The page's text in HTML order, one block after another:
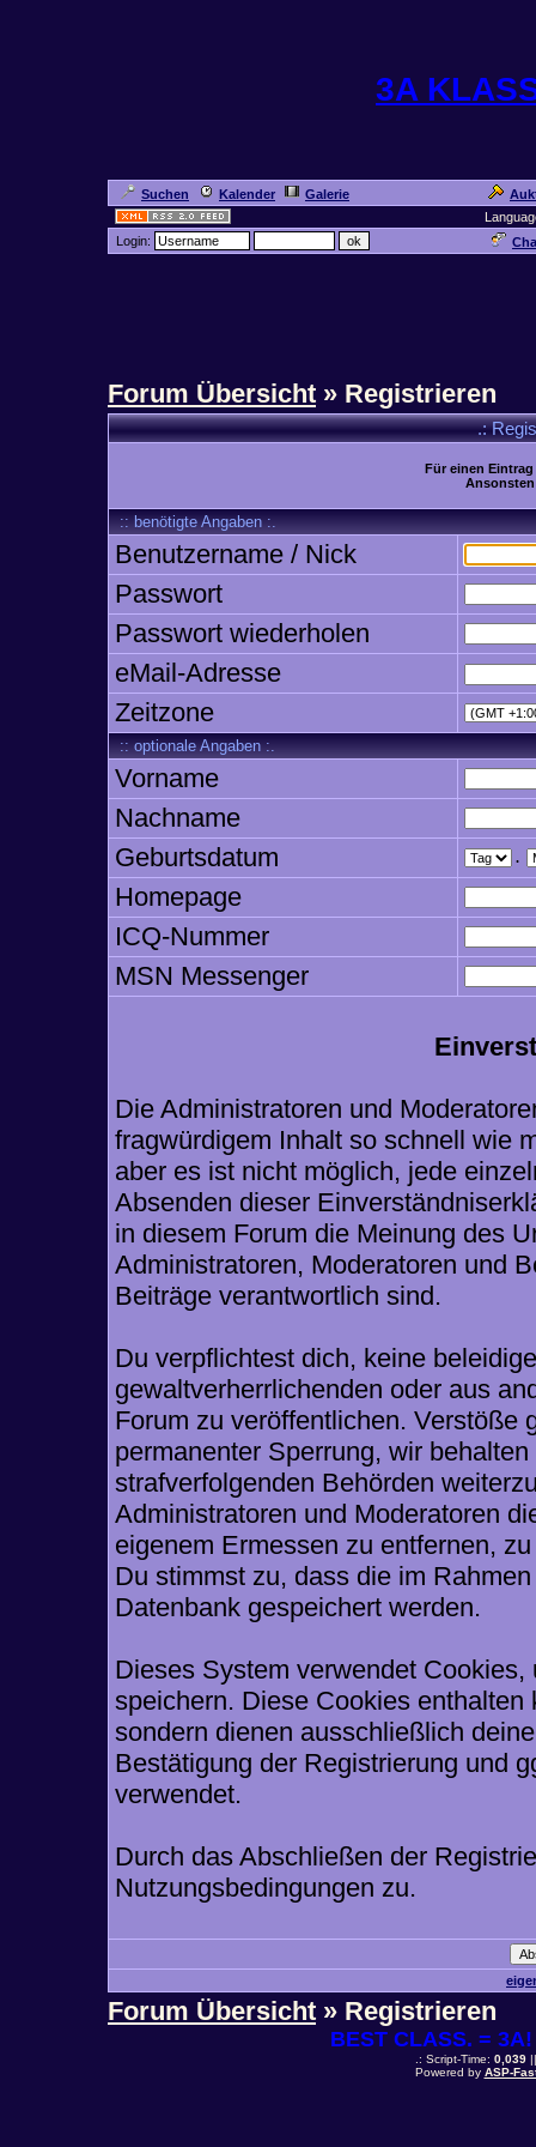
3A
Suchen Kalender Galerie
Login:
Forum Übersicht » Registrieren
.:
Für einen
:: benötigte Angaben :.
Benutzername / Nick
Passwort
Passwort wiederholen
eMail-Adresse
Zeitzone
:: optionale Angaben :.
Vorname
Nachname
Geburtsdatum
.
Homepage
ICQ-Nummer
MSN Messenger
Die Administratoren und
fragwürdigem Inhalt so schnell wie
aber es ist nicht möglich, jede
Absenden dieser
in diesem Forum die Meinung des
Administratoren, Moderatoren und
Beiträge verantwortlich sind.
Du verpflichtest dich, keine
gewaltverherrlichenden oder aus
Forum zu veröffentlichen. Verstöße
permanenter Sperrung, wir
strafverfolgenden Behörden
Administratoren und Moderatoren
eigenem Ermessen zu entfernen,
Du stimmst zu, dass die im
Datenbank gespeichert werden.
Dieses System verwendet
speichern. Diese Cookies
sondern dienen ausschließlich
Bestätigung der Registrierung und
verwendet.
Durch das Abschließen der
Nutzungsbedingungen zu.
Forum Übersicht » Registrieren
BEST CLASS. =
.: Script-Time: 0,039||
Powered by ASP-